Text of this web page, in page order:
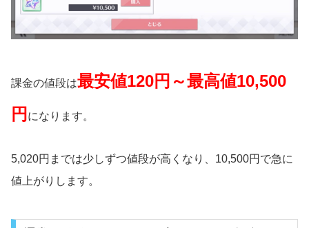
課金の値段は最安値120円～最高値10,500
円 になります。
5,020円までは少しずつ値段が高くなり、10,500円で急に
値上がりします。